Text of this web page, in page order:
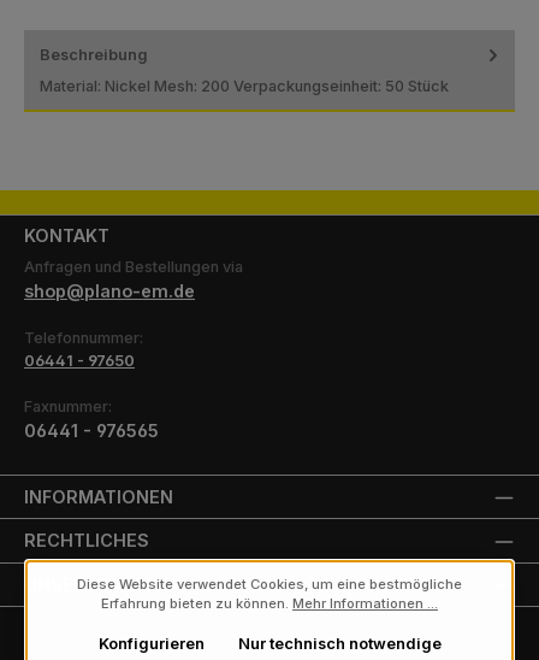
Beschreibung
Material: Nickel Mesh: 200 Verpackungseinheit: 50 Stück
KONTAKT
Anfragen und Bestellungen via
shop@plano-em.de
Telefonnummer:
06441 - 97650
Faxnummer:
06441 - 976565
INFORMATIONEN
RECHTLICHES
UNSERE PARTNER
Diese Website verwendet Cookies, um eine bestmögliche
Erfahrung bieten zu können. Mehr Informationen ...
Nur technisch notwendige
Konfigurieren